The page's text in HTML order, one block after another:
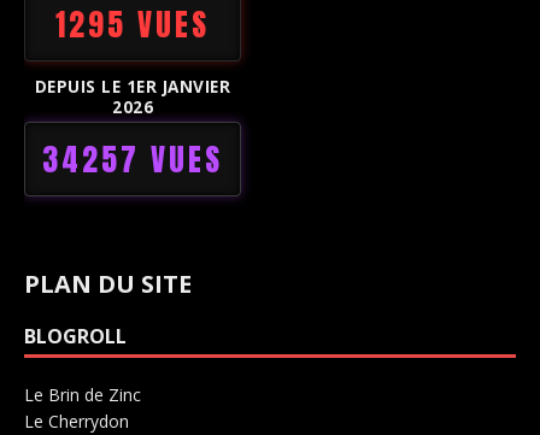
1295 VUES
DEPUIS LE 1ER JANVIER
2026
34257 VUES
PLAN DU SITE
BLOGROLL
Le Brin de Zinc
Le Cherrydon